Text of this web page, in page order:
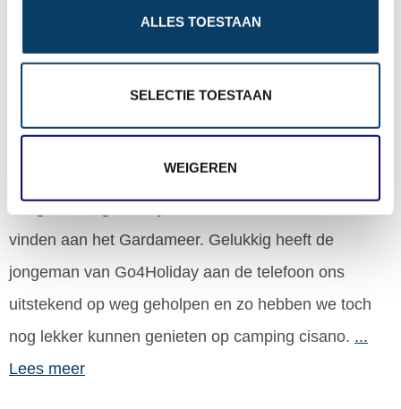
ALLES TOESTAAN
SELECTIE TOESTAAN
WEIGEREN
+ Ervaring delen
op 5 november 2013
bestemming: Italië / Bardolino, reisperiode: juli 2013
Wij waren vrij laat met boeken (begin juli) en waren al
vinden aan het Gardameer. Gelukkig heeft de
jongeman van Go4Holiday aan de telefoon ons
uitstekend op weg geholpen en zo hebben we toch
nog lekker kunnen genieten op camping cisano. ...
Lees meer